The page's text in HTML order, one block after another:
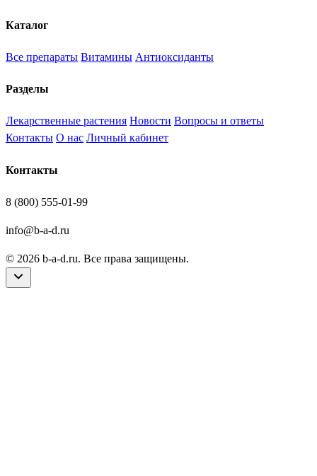
Каталог
Все препараты Витамины Антиоксиданты
Разделы
Лекарственные растения Новости Вопросы и ответы
Контакты О нас Личный кабинет
Контакты
8 (800) 555-01-99
info@b-a-d.ru
© 2026 b-a-d.ru. Все права защищены.